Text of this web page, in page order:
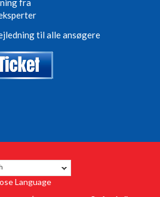
fra
til alle ansøgere
Language